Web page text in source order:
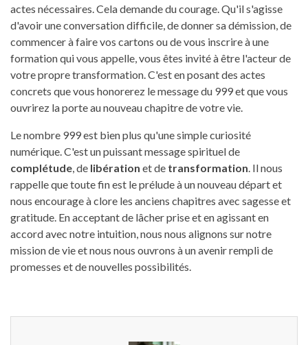
actes nécessaires. Cela demande du courage. Qu'il s'agisse
d'avoir une conversation difficile, de donner sa démission, de
commencer à faire vos cartons ou de vous inscrire à une
formation qui vous appelle, vous êtes invité à être l'acteur de
votre propre transformation. C'est en posant des actes
concrets que vous honorerez le message du 999 et que vous
ouvrirez la porte au nouveau chapitre de votre vie.
Le nombre 999 est bien plus qu'une simple curiosité
numérique. C'est un puissant message spirituel de
complétude, de libération et de transformation. Il nous
rappelle que toute fin est le prélude à un nouveau départ et
nous encourage à clore les anciens chapitres avec sagesse et
gratitude. En acceptant de lâcher prise et en agissant en
accord avec notre intuition, nous nous alignons sur notre
mission de vie et nous nous ouvrons à un avenir rempli de
promesses et de nouvelles possibilités.